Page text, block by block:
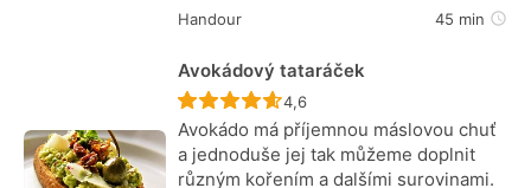
Handour 45 min
Avokádový tataráček
Recept ještě nebyl hodnocen
4,6
Avokádo má příjemnou máslovou chuť
a jednoduše jej tak můžeme doplnit
různým kořením a dalšími surovinami.